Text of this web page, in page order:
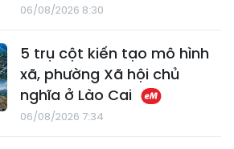
06/08/2026 8:30
5 trụ cột kiến tạo mô hình
xã, phường Xã hội chủ
nghĩa ở Lào Cai
06/08/2026 7:34